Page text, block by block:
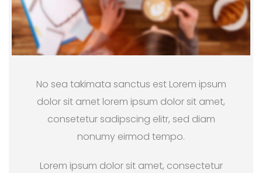
No sea takimata sanctus est Lorem ipsum
dolor sit amet lorem ipsum dolor sit amet,
consetetur sadipscing elitr, sed diam
nonumy eirmod tempo.
Lorem ipsum dolor sit amet, consectetur